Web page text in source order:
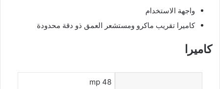
واجهة الاستخدام
كاميرا تقريب ماكرو ومستشعر العمق ذو دقة محدودة
كاميرا
48 mp